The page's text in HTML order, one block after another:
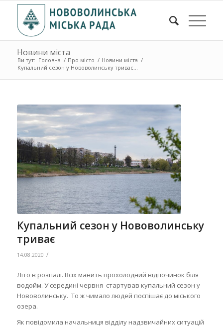
Новини міста
Ви тут: Головна / Про місто / Новини міста /
Купальний сезон у Нововолинську триває...
Купальний сезон у Нововолинську
триває
14.08.2020 /
Літо в розпалі. Всіх манить прохолодний відпочинок біля
водойм. У середині червня стартував купальний сезон у
Нововолинську. То ж чимало людей поспішає до міського
озера.
Як повідомила начальниця відділу надзвичайних ситуацій